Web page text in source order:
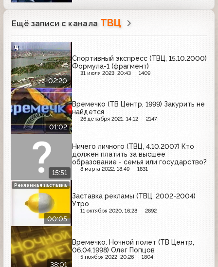
Ещё записи с канала ТВЦ
02:20
Спортивный экспресс (ТВЦ, 15.10.2000)
Формула-1 (фрагмент)
31 июля 2023, 20:43 1409
01:02
Времечко (ТВ Центр, 1999) Закурить не
найдется
26 декабря 2021, 14:12 2147
15:51
Ничего личного (ТВЦ, 4.10.2007) Кто
должен платить за высшее
образование - семья или государство?
8 марта 2022, 18:49 1831
00:05
Заставка рекламы (ТВЦ, 2002-2004)
Утро
11 октября 2020, 16:28 2892
Рекламная заставка
38:01
Времечко. Ночной полет (ТВ Центр,
06.04.1998) Олег Попцов
5 ноября 2022, 20:26 1804